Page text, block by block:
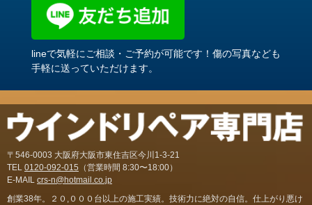
lineで気軽にご相談・ご予約が可能です！傷の写真なども
手軽に送っていただけます。
〒546-0003 大阪府大阪市東住吉区今川1-3-21
TEL 0120-092-015 （営業時間 8:30〜18:00）
E-MAIL crs-n@hotmail.co.jp
創業38年。２０,０００台以上の施工実績。技術力に絶対の自信。仕上がり悪け